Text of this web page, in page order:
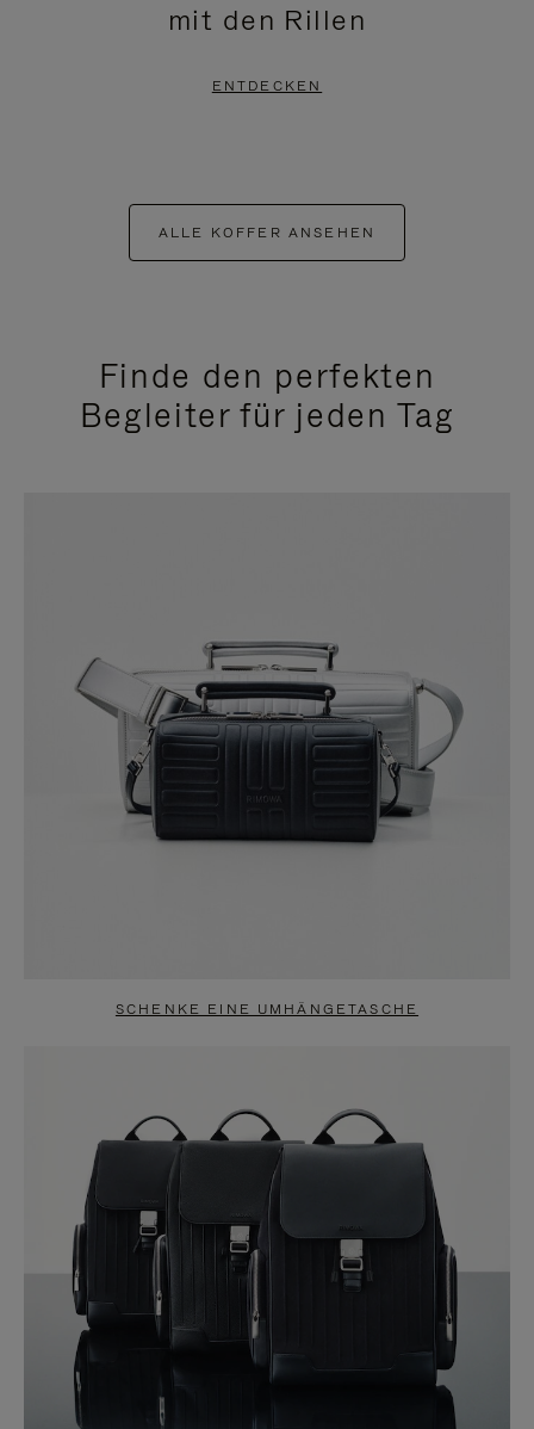
mit den Rillen
ENTDECKEN
ALLE KOFFER ANSEHEN
Finde den perfekten
Begleiter für jeden Tag
SCHENKE EINE UMHÄNGETASCHE